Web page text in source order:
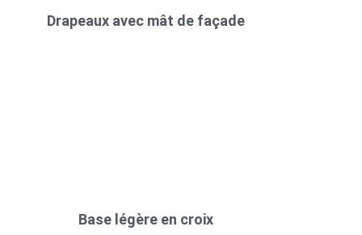
Drapeaux avec mât de façade
Base légère en croix